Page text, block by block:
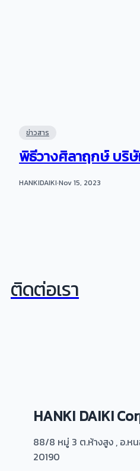
ข่าวสาร
พิธีวางศิลาฤกษ์ บริษั
HANKIDAIKI·Nov 15, 2023
ติดต่อเรา
HANKI DAIKI
88/8 หมู่ 3 ต.ห้างสูง , อ.ห
20190